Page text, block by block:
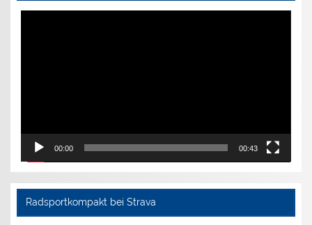
Video-
00:00 00:43
Radsportkompakt bei Strava